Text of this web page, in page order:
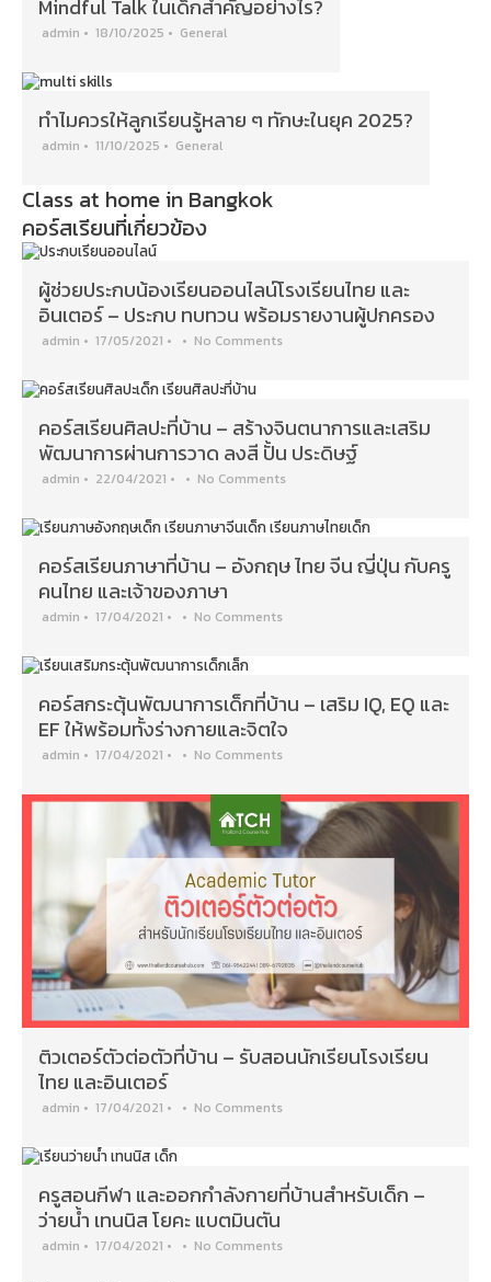
Mindful Talk ในเด็กสำคัญอย่างไร?
admin • 18/10/2025 • General
ทำไมควรให้ลูกเรียนรู้หลาย ๆ ทักษะในยุค 2025?
admin • 11/10/2025 • General
Class at home in Bangkok
คอร์สเรียนที่เกี่ยวข้อง
ผู้ช่วยประกบน้องเรียนออนไลน์โรงเรียนไทย และ
อินเตอร์ – ประกบ ทบทวน พร้อมรายงานผู้ปกครอง
admin • 17/05/2021 • • No Comments
คอร์สเรียนศิลปะที่บ้าน – สร้างจินตนาการและเสริม
พัฒนาการผ่านการวาด ลงสี ปั้น ประดิษฐ์
admin • 22/04/2021 • • No Comments
คอร์สเรียนภาษาที่บ้าน – อังกฤษ ไทย จีน ญี่ปุ่น กับครู
คนไทย และเจ้าของภาษา
admin • 17/04/2021 • • No Comments
คอร์สกระตุ้นพัฒนาการเด็กที่บ้าน – เสริม IQ, EQ และ
EF ให้พร้อมทั้งร่างกายและจิตใจ
admin • 17/04/2021 • • No Comments
ติวเตอร์ตัวต่อตัวที่บ้าน – รับสอนนักเรียนโรงเรียน
ไทย และอินเตอร์
admin • 17/04/2021 • • No Comments
ครูสอนกีฬา และออกกำลังกายที่บ้านสำหรับเด็ก –
ว่ายน้ำ เทนนิส โยคะ แบตมินตัน
admin • 17/04/2021 • • No Comments